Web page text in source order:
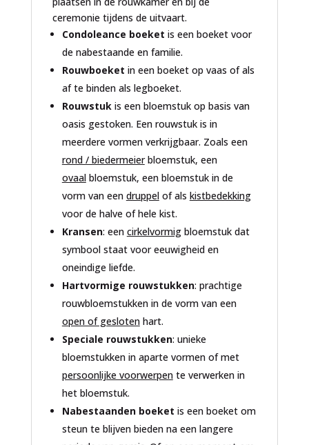
ceremonie tijdens de uitvaart.
Condoleance boeket is een boeket voor
de nabestaande en familie.
Rouwboeket in een boeket op vaas of als
af te binden als legboeket.
Rouwstukis een bloemstuk op basis van
oasis gestoken. Een rouwstuk is in
meerdere vormen verkrijgbaar. Zoals een
rond / biedermeierbloemstuk, een
ovaalbloemstuk, een bloemstuk in de
vorm van een druppelof als kistbedekking
voor de halve of hele kist.
Kransen: een cirkelvormigbloemstuk dat
symbool staat voor eeuwigheid en
oneindige liefde.
Hartvormige rouwstukken: prachtige
rouwbloemstukken in de vorm van een
open of geslotenhart.
Speciale rouwstukken: unieke
bloemstukken in aparte vormen of met
persoonlijke voorwerpente verwerken in
het bloemstuk.
Nabestaanden boeket is een boeket om
steun te blijven bieden na een langere